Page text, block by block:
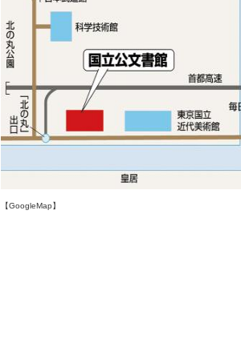
【GoogleMap】